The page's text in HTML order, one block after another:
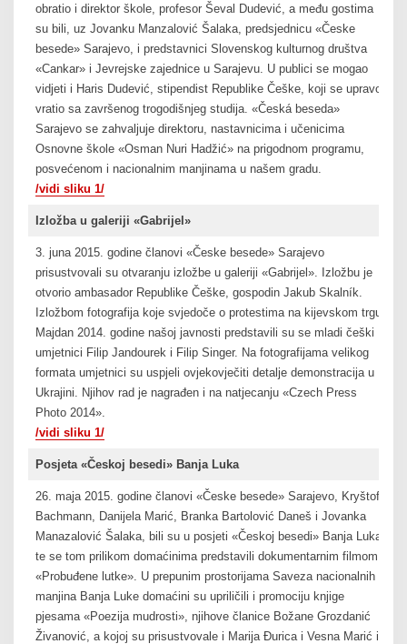
obratio i direktor škole, profesor Ševal Dudević, a među gostima
su bili, uz Jovanku Manzalović Šalaka, predsjednicu «Česke
besede» Sarajevo, i predstavnici Slovenskog kulturnog društva
«Cankar» i Jevrejske zajednice u Sarajevu. U publici se mogao
vidjeti i Haris Dudević, stipendist Republike Češke, koji se upravo
vratio sa završenog trogodišnjeg studija. «Česká beseda»
Sarajevo se zahvaljuje direktoru, nastavnicima i učenicima
Osnovne škole «Osman Nuri Hadžić» na prigodnom programu,
posvećenom i nacionalnim manjinama u našem gradu.
/vidi sliku 1/
Izložba u galeriji «Gabrijel»
3. juna 2015. godine članovi «Česke besede» Sarajevo
prisustvovali su otvaranju izložbe u galeriji «Gabrijel». Izložbu je
otvorio ambasador Republike Češke, gospodin Jakub Skalník.
Izložbom fotografija koje svjedoče o protestima na kijevskom trgu
Majdan 2014. godine našoj javnosti predstavili su se mladi češki
umjetnici Filip Jandourek i Filip Singer. Na fotografijama velikog
formata umjetnici su uspjeli ovjekovječiti detalje demonstracija u
Ukrajini. Njihov rad je nagrađen i na natjecanju «Czech Press
Photo 2014».
/vidi sliku 1/
Posjeta «Českoj besedi» Banja Luka
26. maja 2015. godine članovi «Česke besede» Sarajevo, Kryštof
Bachmann, Danijela Marić, Branka Bartolović Daneš i Jovanka
Manazalović Šalaka, bili su u posjeti «Českoj besedi» Banja Luka,
te se tom prilikom domaćinima predstavili dokumentarnim filmom
«Probuđene lutke». U prepunim prostorijama Saveza nacionalnih
manjina Banja Luke domaćini su upriličili i promociju knjige
pjesama «Poezija mudrosti», njihove članice Božane Grozdanić
Živanović, a kojoj su prisustvovale i Marija Đurica i Vesna Marić iz